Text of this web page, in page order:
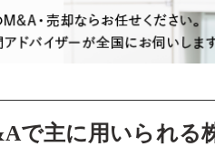
で主に用いられる